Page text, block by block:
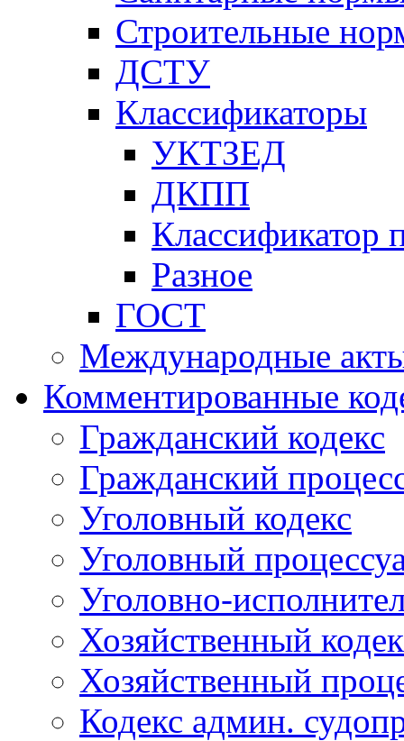
Строительные
ДСТУ
Классификаторы
УКТЗЕД
ДКПП
Классификатор
Разное
ГОСТ
Международные
Комментированные
Гражданский кодекс
Гражданский
Уголовный кодекс
Уголовный
Уголовно-
Хозяйственный
Хозяйственный
Кодекс админ.